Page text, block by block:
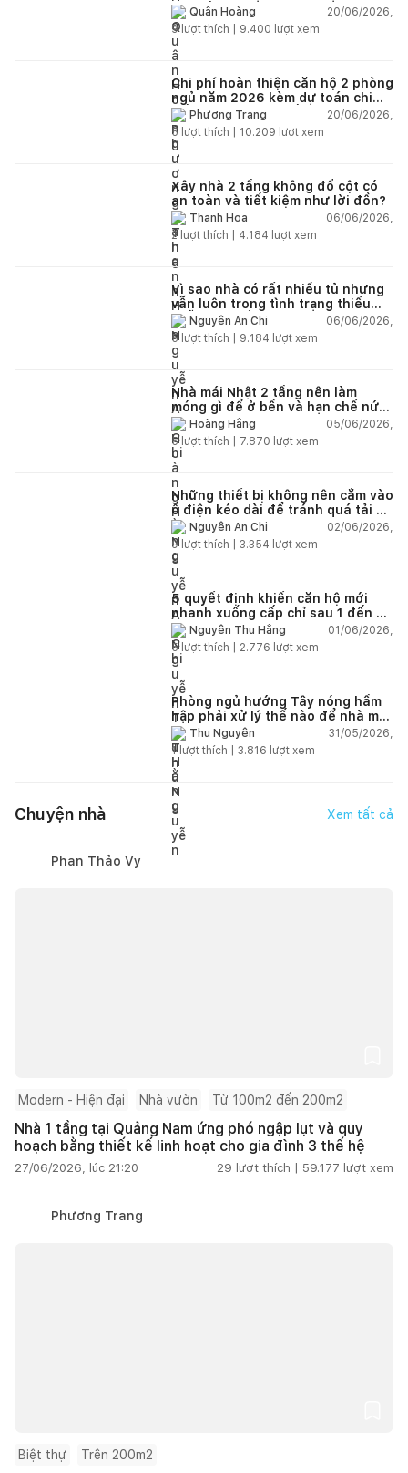
chi tiết từng hạng mục
Quân Hoàng
20/06/2026,
9lượt thích | 9.400 lượt xem
Chi phí hoàn thiện căn hộ 2 phòng
ngủ năm 2026 kèm dự toán chi
tiết và ví dụ thực tế
Phương Trang
20/06/2026,
5 lượt thích | 10.209 lượt xem
Xây nhà 2 tầng không đổ cột có
an toàn và tiết kiệm như lời đồn?
Thanh Hoa
06/06/2026,
2lượt thích | 4.184 lượt xem
Vì sao nhà có rất nhiều tủ nhưng
vẫn luôn trong tình trạng thiếu
chỗ chứa đồ?
Nguyễn An Chi
06/06/2026,
5lượt thích | 9.184 lượt xem
Nhà mái Nhật 2 tầng nên làm
móng gì để ở bền và hạn chế nứt
lún?Hoàng Hằng
05/06/2026,
5lượt thích | 7.870 lượt xem
Những thiết bị không nên cắm vào
ổ điện kéo dài để tránh quá tải và
chập cháy trong nhà
Nguyễn An Chi
02/06/2026,
9lượt thích | 3.354 lượt xem
5 quyết định khiến căn hộ mới
nhanh xuống cấp chỉ sau 1 đến 2
nămNguyễn Thu Hằng
01/06/2026,
5lượt thích | 2.776 lượt xem
Phòng ngủ hướng Tây nóng hầm
hập phải xử lý thế nào để nhà mát
hơn?Thu Nguyễn
31/05/2026,
1lượt thích | 3.816 lượt xem
Chuyện nhà Xem tất cả
Phan Thảo Vy
Modern - Hiện đại Nhà vườn Từ 100m2 đến 200m2
Nhà 1 tầng tại Quảng Nam ứng phó ngập lụt và quy
hoạch bằng thiết kế linh hoạt cho gia đình 3 thế hệ
27/06/2026, lúc 21:20 29 lượt thích | 59.177 lượt xem
Phương Trang
Biệt thự Trên 200m2